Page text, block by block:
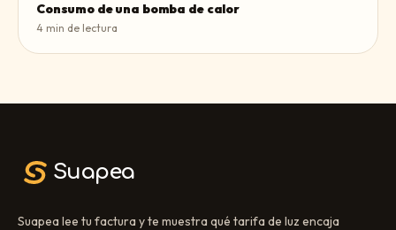
Consumo de una bomba de calor
4 min de lectura
Suapea
Suapea lee tu factura y te muestra qué tarifa de luz encaja